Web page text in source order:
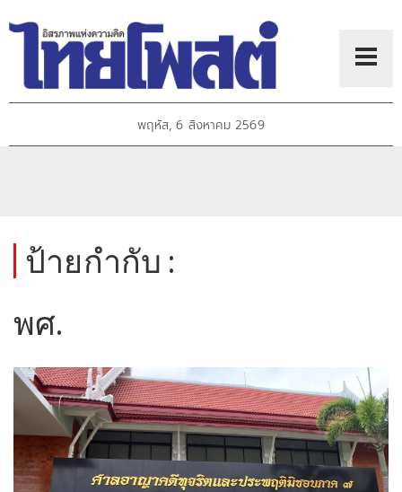
พฤหัส, 6 สิงหาคม 2569
ป้ายกำกับ :
พศ.